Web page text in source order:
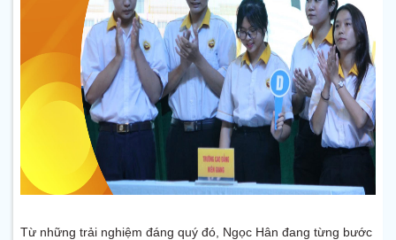
Từ những trải nghiệm đáng quý đó, Ngọc Hân đang từng bước